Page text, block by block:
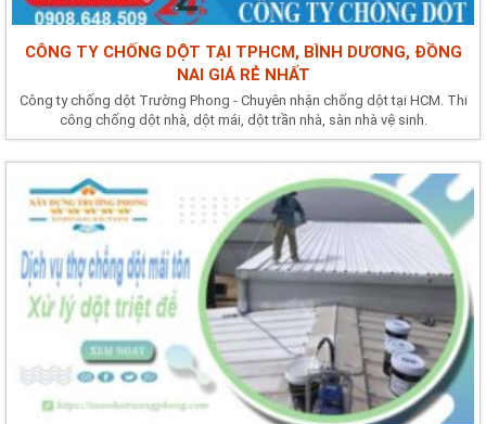
CÔNG TY CHỐNG DỘT TẠI TPHCM, BÌNH DƯƠNG, ĐỒNG
NAI GIÁ RẺ NHẤT
Công ty chống dột Trường Phong - Chuyên nhận chống dột tại HCM. Thi
công chống dột nhà, dột mái, dột trần nhà, sàn nhà vệ sinh.